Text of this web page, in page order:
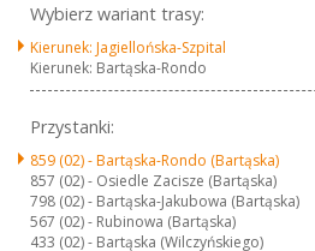
Wybierz wariant trasy:
Kierunek: Jagiellońska-Szpital
Kierunek: Bartąska-Rondo
Przystanki:
859 (02) -Bartąska-Rondo (Bartąska)
857 (02) - Osiedle Zacisze (Bartąska)
798 (02) - Bartąska-Jakubowa (Bartąska)
567 (02) - Rubinowa (Bartąska)
433 (02) - Bartąska (Wilczyńskiego)